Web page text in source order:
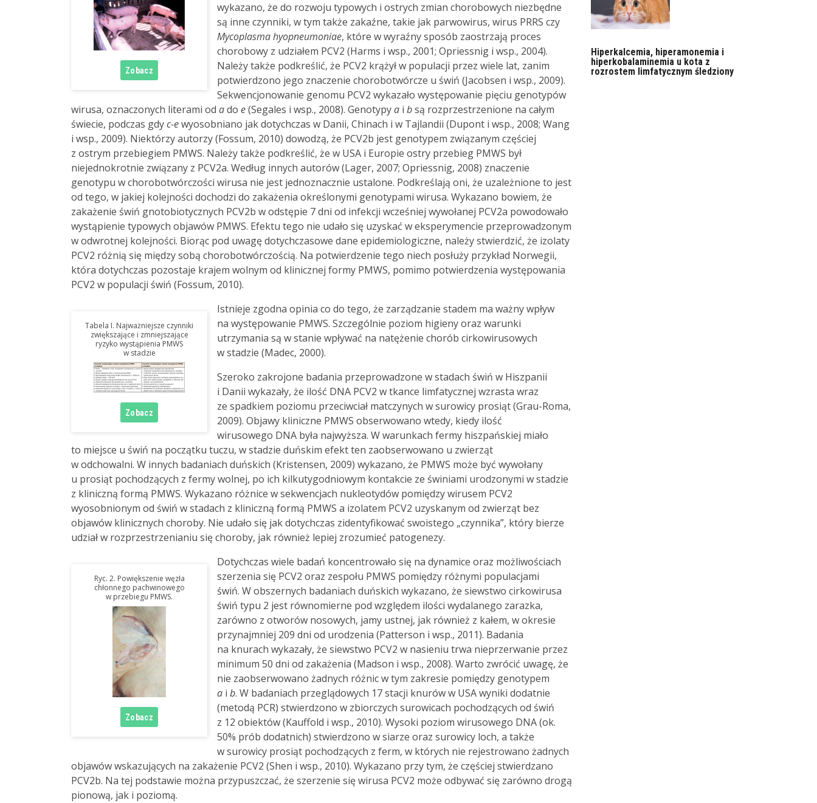
wykazano, że do rozwoju typowych i ostrych zmian chorobowych niezbędne
są inne czynniki, w tym także zakaźne, takie jak parwowirus, wirus PRRS czy
Mycoplasma hyopneumoniae, które w wyraźny sposób zaostrzają proces
chorobowy z udziałem PCV2 (Harms i wsp., 2001; Opriessnig i wsp., 2004).
Należy także podkreślić, że PCV2 krążył w populacji przez wiele lat, zanim
potwierdzono jego znaczenie chorobotwórcze u świń (Jacobsen i wsp., 2009).
Sekwencjonowanie genomu PCV2 wykazało występowanie pięciu genotypów
wirusa, oznaczonych literami od ado e(Segales i wsp., 2008). Genotypya i bsą rozprzestrzenione na całym
świecie, podczas gdyc-ewyosobniano jak dotychczas w Danii, Chinach i w Tajlandii (Dupont i wsp., 2008; Wang
i wsp., 2009). Niektórzy autorzy (Fossum, 2010) dowodzą, że PCV2b jest genotypem związanym częściej
z ostrym przebiegiem PMWS. Należy także podkreślić, że w USA i Europie ostry przebieg PMWS był
niejednokrotnie związany z PCV2a. Według innych autorów (Lager, 2007; Opriessnig, 2008) znaczenie
genotypu w chorobotwórczości wirusa nie jest jednoznacznie ustalone. Podkreślają oni, że uzależnione to jest
od tego, w jakiej kolejności dochodzi do zakażenia określonymi genotypami wirusa. Wykazano bowiem, że
zakażenie świń gnotobiotycznych PCV2b w odstępie 7 dni od infekcji wcześniej wywołanej PCV2a powodowało
wystąpienie typowych objawów PMWS. Efektu tego nie udało się uzyskać w eksperymencie przeprowadzonym
w odwrotnej kolejności. Biorąc pod uwagę dotychczasowe dane epidemiologiczne, należy stwierdzić, że izolaty
PCV2 różnią się między sobą chorobotwórczością. Na potwierdzenie tego niech posłuży przykład Norwegii,
która dotychczas pozostaje krajem wolnym od klinicznej formy PMWS, pomimo potwierdzenia występowania
PCV2 w populacji świń (Fossum, 2010).
Tabela I. Najważniejsze czynniki
zwiększające i zmniejszające
ryzyko wystąpienia PMWS
w stadzie
Istnieje zgodna opinia co do tego, że zarządzanie stadem ma ważny wpływ
na występowanie PMWS. Szczególnie poziom higieny oraz warunki
utrzymania są w stanie wpływać na natężenie chorób cirkowirusowych
w stadzie (Madec, 2000).
Szeroko zakrojone badania przeprowadzone w stadach świń w Hiszpanii
i Danii wykazały, że ilość DNA PCV2 w tkance limfatycznej wzrasta wraz
ze spadkiem poziomu przeciwciał matczynych w surowicy prosiąt (Grau-Roma,
2009). Objawy kliniczne PMWS obserwowano wtedy, kiedy ilość
wirusowego DNA była najwyższa. W warunkach fermy hiszpańskiej miało
to miejsce u świń na początku tuczu, w stadzie duńskim efekt ten zaobserwowano u zwierząt
w odchowalni. W innych badaniach duńskich (Kristensen, 2009) wykazano, że PMWS może być wywołany
u prosiąt pochodzących z fermy wolnej, po ich kilkutygodniowym kontakcie ze świniami urodzonymi w stadzie
z kliniczną formą PMWS. Wykazano różnice w sekwencjach nukleotydów pomiędzy wirusem PCV2
wyosobnionym od świń w stadach z kliniczną formą PMWS a izolatem PCV2 uzyskanym od zwierząt bez
objawów klinicznych choroby. Nie udało się jak dotychczas zidentyfikować swoistego „czynnika”, który bierze
udział w rozprzestrzenianiu się choroby, jak również lepiej zrozumieć patogenezy.
Ryc. 2. Powiększenie węzła
chłonnego pachwinowego
w przebiegu PMWS.
Dotychczas wiele badań koncentrowało się na dynamice oraz możliwościach
szerzenia się PCV2 oraz zespołu PMWS pomiędzy różnymi populacjami
świń. W obszernych badaniach duńskich wykazano, że siewstwo cirkowirusa
świń typu 2 jest równomierne pod względem ilości wydalanego zarazka,
zarówno z otworów nosowych, jamy ustnej, jak również z kałem, w okresie
przynajmniej 209 dni od urodzenia (Patterson i wsp., 2011). Badania
na knurach wykazały, że siewstwo PCV2 w nasieniu trwa nieprzerwanie przez
minimum 50 dni od zakażenia (Madson i wsp., 2008). Warto zwrócić uwagę, że
nie zaobserwowano żadnych różnic w tym zakresie pomiędzy genotypem
a i b. W badaniach przeglądowych 17 stacji knurów w USA wyniki dodatnie
(metodą PCR) stwierdzono w zbiorczych surowicach pochodzących od świń
z 12 obiektów (Kauffold i wsp., 2010). Wysoki poziom wirusowego DNA (ok.
50% prób dodatnich) stwierdzono w siarze oraz surowicy loch, a także
w surowicy prosiąt pochodzących z ferm, w których nie rejestrowano żadnych
objawów wskazujących na zakażenie PCV2 (Shen i wsp., 2010). Wykazano przy tym, że częściej stwierdzano
PCV2b. Na tej podstawie można przypuszczać, że szerzenie się wirusa PCV2 może odbywać się zarówno drogą
pionową, jak i poziomą.
Hiperkalcemia, hiperamonemia i
hiperkobalaminemia u kota z
rozrostem limfatycznym śledziony